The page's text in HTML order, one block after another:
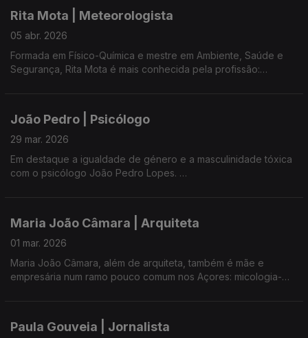
Fundou o Apiário Margaridas, aliando a produção de mel à
educação ambiental e à biodiversidade local.
Rita Mota | Meteorologista
05 abr. 2026
Formada em Físico-Química e mestre em Ambiente, Saúde e
Segurança, Rita Mota é mais conhecida pela profissão:
É desde outubro autarca na Freguesia de Santa Clara, em
Ponta Delgada pelo Grupo de Cidadãos Eleitores Santa Clara -
Desafios de vida - pessoal, profissional e ativismo político -
Com Ana Resendes e Maria José Raposo, presidente da
João Pedro | Psicólogo
29 mar. 2026
Em destaque a igualdade de género e a masculinidade tóxica
com o psicólogo João Pedro Lopes.
profissional com experiência nos serviços públicos e privados
São Miguel, Terceira e Faial.
presidente da Umar- Açores.
Maria João Câmara | Arquiteta
01 mar. 2026
Maria João Câmara, além de arquiteta, também é mãe e
empresária num ramo pouco comum nos Açores: micologia-
É uma convidada que inspira pela vida repleta de desafios,
aventura e determinação.
Paula Gouveia | Jornalista